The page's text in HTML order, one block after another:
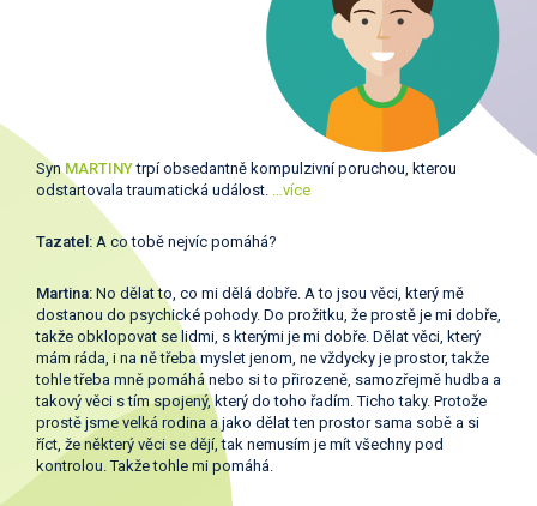
Syn MARTINY trpí obsedantně kompulzivní poruchou, kterou
odstartovala traumatická událost.
…více
Tazatel: A co tobě nejvíc pomáhá?
Martina: No dělat to, co mi dělá dobře. A to jsou věci, který mě
dostanou do psychické pohody. Do prožitku, že prostě je mi dobře,
takže obklopovat se lidmi, s kterými je mi dobře. Dělat věci, který
mám ráda, i na ně třeba myslet jenom, ne vždycky je prostor, takže
tohle třeba mně pomáhá nebo si to přirozeně, samozřejmě hudba a
takový věci s tím spojený, který do toho řadím. Ticho taky. Protože
prostě jsme velká rodina a jako dělat ten prostor sama sobě a si
říct, že některý věci se dějí, tak nemusím je mít všechny pod
kontrolou. Takže tohle mi pomáhá.